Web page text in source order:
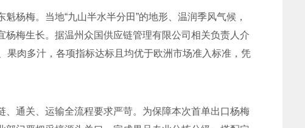
杨梅。当地“九山半水半分田”的地形、温润季风气候，
梅生长。据温州众国供应链管理有限公司相关负责人介
果肉多汁，各项指标达标且均优于欧洲市场准入标准，凭
、通关、运输全流程要求严苛。为保障本次首单出口杨梅